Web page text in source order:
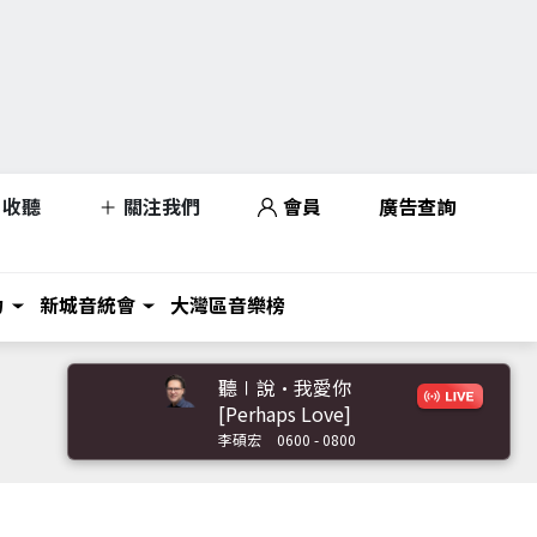
收聽 關注我們 會員 廣告查詢
新城音統會 大灣區音樂榜
聽∣說•我愛你
[Perhaps Love]
李碩宏 0600 - 0800